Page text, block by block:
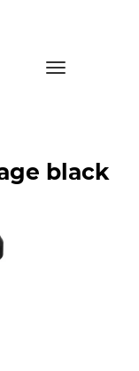
Toggle
black